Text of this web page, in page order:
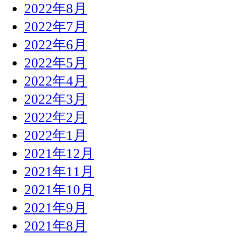
2022年8月
2022年7月
2022年6月
2022年5月
2022年4月
2022年3月
2022年2月
2022年1月
2021年12月
2021年11月
2021年10月
2021年9月
2021年8月